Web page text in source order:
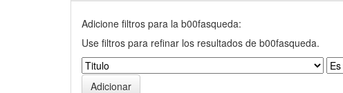
Adicione filtros para la b00fasqueda:
Use filtros para refinar los resultados de b00fasqueda.